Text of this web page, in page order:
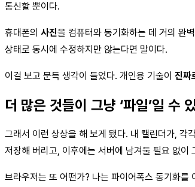
통신할 뿐이다.
휴대폰의 사진을 컴퓨터와 동기화하는 데 거의 완
상태로 동시에 수정하지만 않는다면 말이다.
이걸 보고 문득 생각이 들었다. 개인용 기술이 진짜
더 많은 것들이 그냥 ‘파일’일 수
그래서 이런 상상을 해 보게 됐다. 내 캘린더가, 각
저장해 버리고, 이후에는 서버에 남겨둘 필요 없이
브라우저는 또 어떤가? 나는 파이어폭스 동기화를